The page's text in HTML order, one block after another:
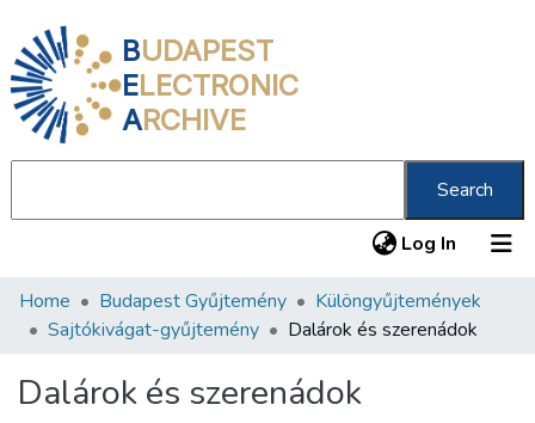
BUDAPEST
ELECTRONIC
ARCHIVE
Search
Log In (current)
Communities & Collections
Statistics
Home Budapest Gyűjtemény
Különgyűjtemények
Sajtókivágat-gyűjtemény
Dalárok és szerenádok
Dalárok és szerenádok